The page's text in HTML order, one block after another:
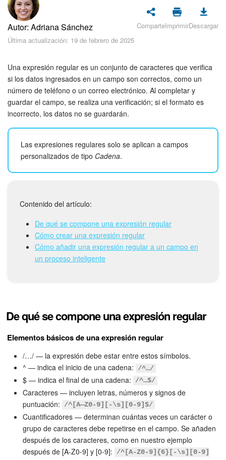
Seguridad
Planes y pagos
Feed
Messenger
Collabs
Calendario
Webmail
Grupos de trabajo
Tareas
Reserva
Contact center
Sales center
CRM Analytics
BI Builder
Autor: Adriana Sánchez
Última actualización: 19 de febrero de 2025
ComparteImprimirDescargar
Una expresión regular es un conjunto de caracteres que verifica
si los datos ingresados en un campo son correctos, como un
número de teléfono o un correo electrónico. Al completar y
guardar el campo, se realiza una verificación; si el formato es
incorrecto, los datos no se guardarán.
Las expresiones regulares solo se aplican a campos
personalizados de tipo Cadena.
Contenido del artículo:
De qué se compone una expresión regular
Cómo crear una expresión regular
Cómo añadir una expresión regular a un campo en
un proceso inteligente
De qué se compone una expresión regular
Elementos básicos de una expresión regular
/…/ — la expresión debe estar entre estos símbolos.
^ — indica el inicio de una cadena:
/^…/
$ — indica el final de una cadena: /^…$/
Caracteres — incluyen letras, números y signos de
puntuación:
/^[A—Z0-9][-\s][0-9]$/
Cuantificadores — determinan cuántas veces un carácter o
grupo de caracteres debe repetirse en el campo. Se añaden
después de los caracteres, como en nuestro ejemplo
después de [A-Z0-9] y [0-9]:
/^[A-Z0-9]{6}[-\s][0-9]